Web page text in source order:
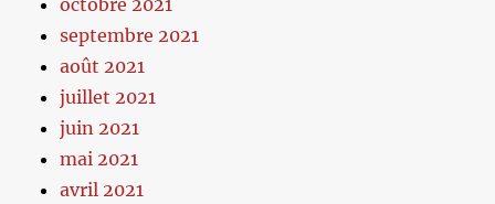
septembre 2021
août 2021
juillet 2021
juin 2021
mai 2021
avril 2021